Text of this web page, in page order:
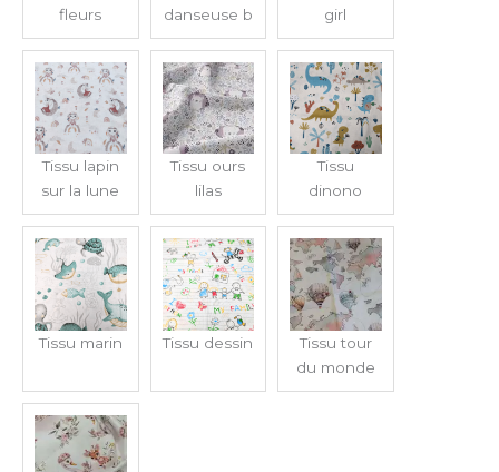
fleurs
danseuse b
girl
Tissu lapin
sur la lune
Tissu ours
lilas
Tissu
dinono
Tissu marin Tissu dessin
Tissu tour
du monde